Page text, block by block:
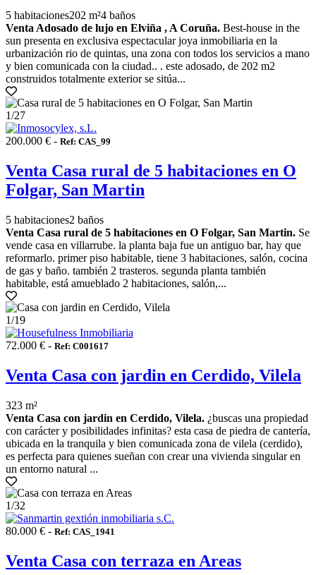
5 habitaciones202 m²4 baños
Venta Adosado de lujo en Elviña , A Coruña. Best-house in the
sun presenta en exclusiva espectacular joya inmobiliaria en la
urbanización rio de quintas, una zona con todos los servicios a mano
y bien comunicada con la ciudad.. . este adosado, de 202 m2
construidos totalmente exterior se sitúa...
1/27
200.000 € - Ref: CAS_99
Venta Casa rural de 5 habitaciones en O
Folgar, San Martin
5 habitaciones2 baños
Venta Casa rural de 5 habitaciones en O Folgar, San Martin. Se
vende casa en villarrube. la planta baja fue un antiguo bar, hay que
reformarlo. primer piso habitable, tiene 3 habitaciones, salón, cocina
de gas y baño. también 2 trasteros. segunda planta también
habitable, está amueblado 2 habitaciones, salón,...
1/19
72.000 € - Ref: C001617
Venta Casa con jardin en Cerdido, Vilela
323 m²
Venta Casa con jardin en Cerdido, Vilela. ¿buscas una propiedad
con carácter y posibilidades infinitas? esta casa de piedra de cantería,
ubicada en la tranquila y bien comunicada zona de vilela (cerdido),
es perfecta para quienes sueñan con crear una vivienda singular en
un entorno natural ...
1/32
80.000 € - Ref: CAS_1941
Venta Casa con terraza en Areas